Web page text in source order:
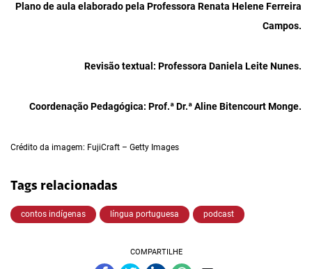
Plano de aula elaborado pela Professora Renata Helene Ferreira
Campos.
Revisão textual: Professora Daniela Leite Nunes.
Coordenação Pedagógica: Prof.ª Dr.ª Aline Bitencourt Monge.
Crédito da imagem: FujiCraft – Getty Images
Tags relacionadas
contos indígenas língua portuguesa podcast
COMPARTILHE